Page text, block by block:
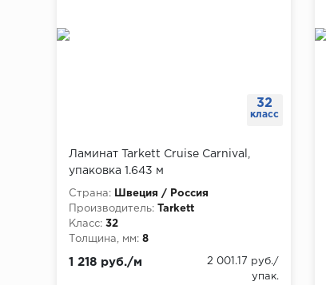
32
класс
Ламинат Tarkett Cruise Carnival,
упаковка 1.643 м
Страна:
Швеция / Россия
Производитель:
Tarkett
Класс: 32
Толщина, мм: 8
1 218 руб./м
2 001.17 руб./
упак.